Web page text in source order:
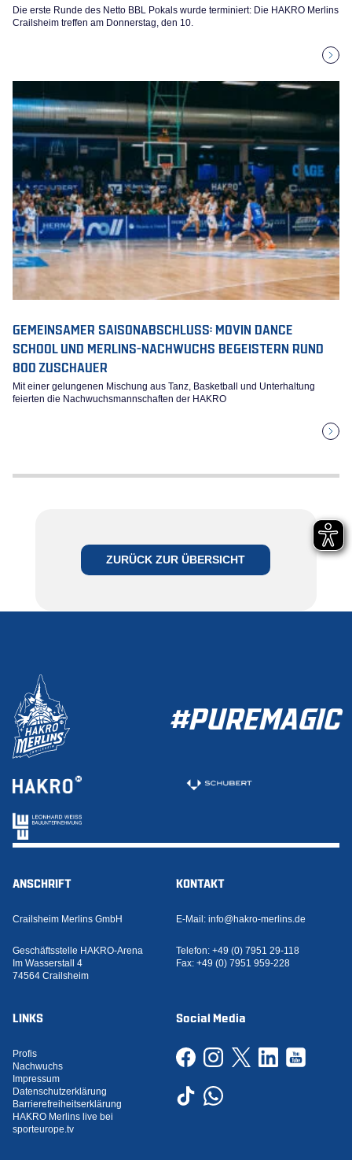
Die erste Runde des Netto BBL Pokals wurde terminiert: Die HAKRO Merlins
Crailsheim treffen am Donnerstag, den 10.
GEMEINSAMER SAISONABSCHLUSS: MOVIN DANCE
SCHOOL UND MERLINS-NACHWUCHS BEGEISTERN RUND
800 ZUSCHAUER
Mit einer gelungenen Mischung aus Tanz, Basketball und Unterhaltung
feierten die Nachwuchsmannschaften der HAKRO
ZURÜCK ZUR ÜBERSICHT
#PUREMAGIC
ANSCHRIFT
Crailsheim Merlins GmbH
Geschäftsstelle HAKRO-Arena
Im Wasserstall 4
74564 Crailsheim
KONTAKT
E-Mail: info@hakro-merlins.de
Telefon: +49 (0) 7951 29-118
Fax: +49 (0) 7951 959-228
LINKS
Profis
Nachwuchs
Impressum
Datenschutzerklärung
Barrierefreiheitserklärung
HAKRO Merlins live bei
sporteurope.tv
Social Media